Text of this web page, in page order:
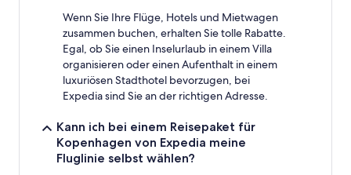
Wenn Sie Ihre Flüge, Hotels und Mietwagen
zusammen buchen, erhalten Sie tolle Rabatte.
Egal, ob Sie einen Inselurlaub in einem Villa
organisieren oder einen Aufenthalt in einem
luxuriösen Stadthotel bevorzugen, bei
Expedia sind Sie an der richtigen Adresse.
Kann ich bei einem Reisepaket für
Kopenhagen von Expedia meine
Fluglinie selbst wählen?